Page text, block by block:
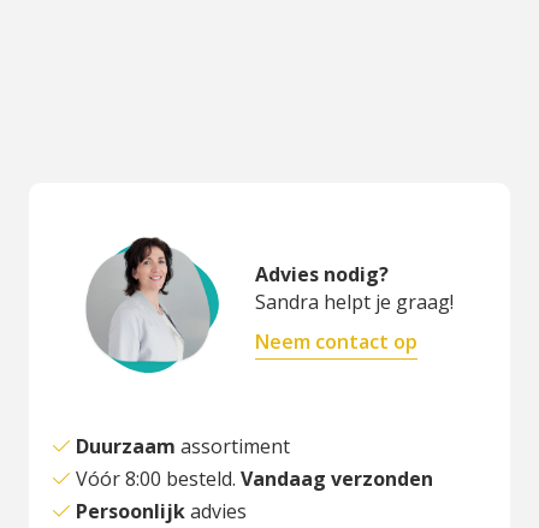
Advies nodig?
Sandra helpt je graag!
Neem contact op
Duurzaam assortiment
Vóór 8:00 besteld. Vandaag verzonden
Persoonlijkadvies